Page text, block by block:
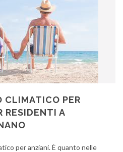
CLIMATICO PER
RESIDENTI A
per anziani. È quanto nelle